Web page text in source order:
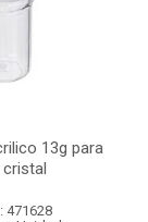
13g para
471628